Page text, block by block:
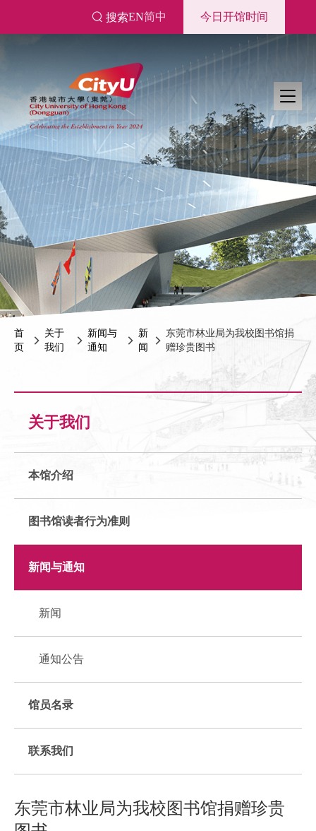
搜索EN简中 今日开馆时间
首
页
关于
我们
新闻与
通知
新
闻
东莞市林业局为我校图书馆捐
赠珍贵图书
关于我们
本馆介绍
图书馆读者行为准则
新闻与通知
新闻
通知公告
馆员名录
联系我们
东莞市林业局为我校图书馆捐赠珍贵